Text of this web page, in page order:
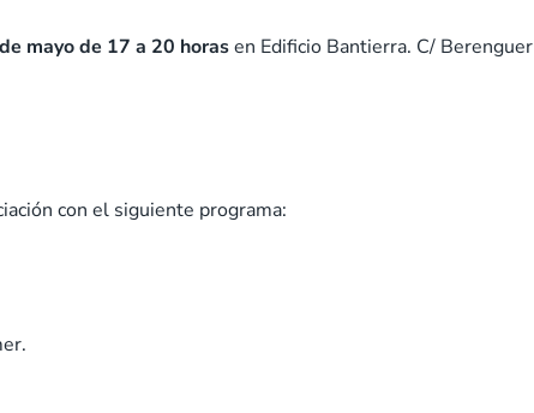
mayo de 17 a 20 horasen Edificio Bantierra. C/ Berenguer
con el siguiente programa: